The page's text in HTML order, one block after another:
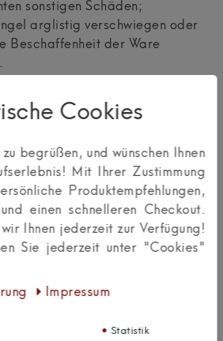
sonstigen Schäden;
arglistig verschwiegen oder
Beschaffenheit der Ware
Sie gebeten, die Ware bei
auf Vollständigkeit,
dem Spediteur
mitzuteilen.
nach, hat dies keine
gesetzlichen
der Ware von den objektiven
wenn Sie vor Abgabe der
Cookies
begrüßen, und wünschen Ihnen
Mit Ihrer Zustimmung
Produktempfehlungen,
einen schnelleren Checkout.
Ihnen jederzeit zur Verfügung!
Sie jederzeit unter "Cookies"
Impressum
Statistik